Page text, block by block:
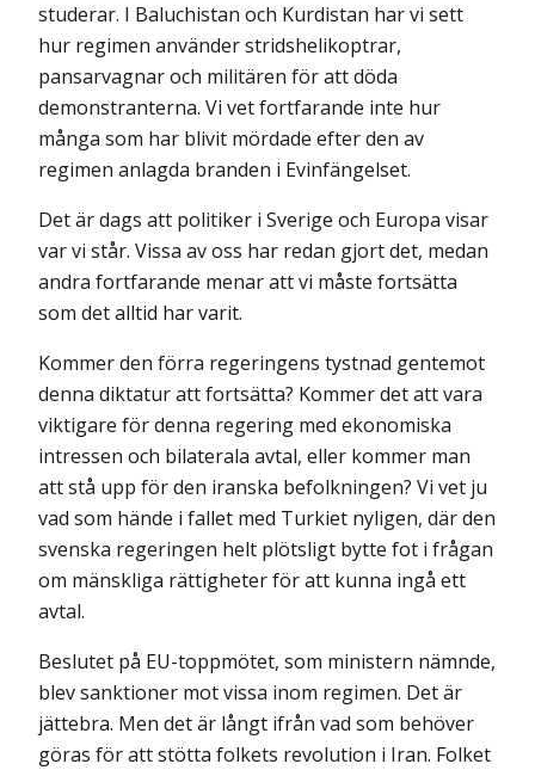
studerar. I Baluchistan och Kurdistan har vi sett
hur regimen använder stridshelikoptrar,
pansarvagnar och militären för att döda
demonstranterna. Vi vet fortfarande inte hur
många som har blivit mördade efter den av
regimen anlagda branden i Evinfängelset.
Det är dags att politiker i Sverige och Europa visar
var vi står. Vissa av oss har redan gjort det, medan
andra fortfarande menar att vi måste fortsätta
som det alltid har varit.
Kommer den förra regeringens tystnad gentemot
denna diktatur att fortsätta? Kommer det att vara
viktigare för denna regering med ekonomiska
intressen och bilaterala avtal, eller kommer man
att stå upp för den iranska befolkningen? Vi vet ju
vad som hände i fallet med Turkiet nyligen, där den
svenska regeringen helt plötsligt bytte fot i frågan
om mänskliga rättigheter för att kunna ingå ett
avtal.
Beslutet på EU-toppmötet, som ministern nämnde,
blev sanktioner mot vissa inom regimen. Det är
jättebra. Men det är långt ifrån vad som behöver
göras för att stötta folkets revolution i Iran. Folket